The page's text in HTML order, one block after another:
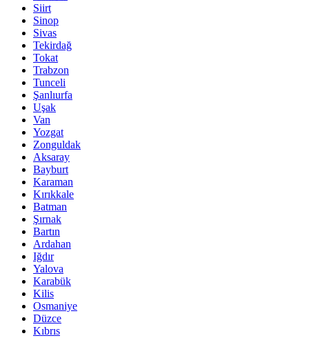
Siirt
Sinop
Sivas
Tekirdağ
Tokat
Trabzon
Tunceli
Şanlıurfa
Uşak
Van
Yozgat
Zonguldak
Aksaray
Bayburt
Karaman
Kırıkkale
Batman
Şırnak
Bartın
Ardahan
Iğdır
Yalova
Karabük
Kilis
Osmaniye
Düzce
Kıbrıs